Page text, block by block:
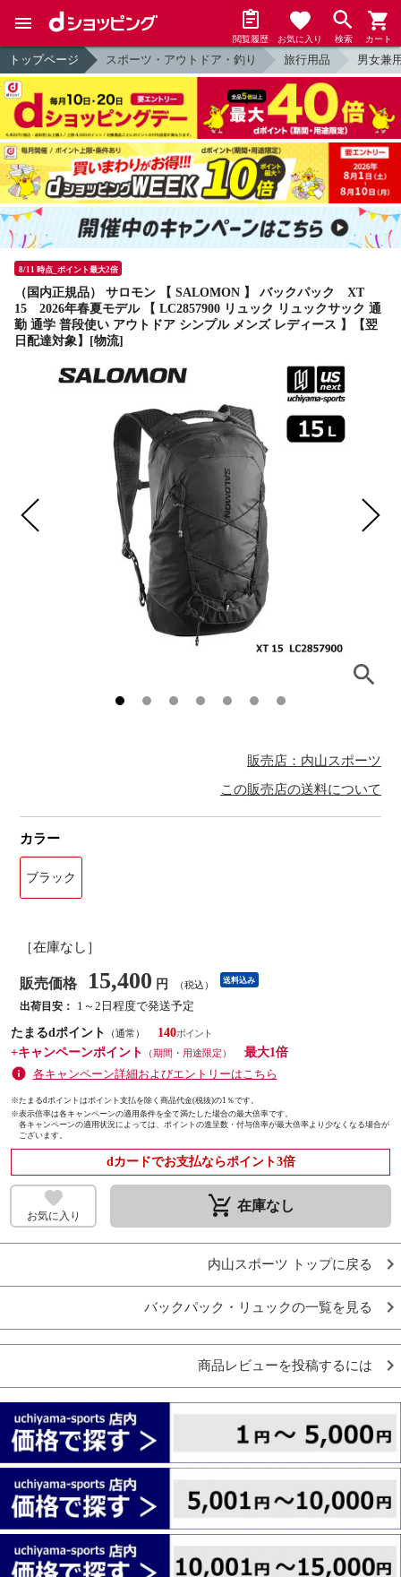
閲覧履歴 お気に入り 検索 カート
トップページ スポーツ・アウトドア・釣り 旅行用品 男女兼
8/11 時点_ポイント最大2倍
（国内正規品） サロモン 【 SALOMON 】 バックパック XT
15 2026年春夏モデル 【 LC2857900 リュック リュックサック 通
勤 通学 普段使い アウトドア シンプル メンズ レディース 】【翌
日配達対象】[物流]
販売店：内山スポーツ
この販売店の送料について
カラー
ブラック
［在庫なし］
販売価格 15,400 円 （税込） 送料込み
出荷目安：
1～2日程度で発送予定
たまるdポイント
（通常）
140
+キャンペーンポイント
（期間・用途限定）
最大1倍
各キャンペーン詳細およびエントリーはこちら
※たまるdポイントはポイント支払を除く商品代金(税抜)の1％です。
※表示倍率は各キャンペーンの適用条件を全て満たした場合の最大倍率です。
各キャンペーンの適用状況によっては、ポイントの進呈数・付与倍率が最大倍率より少なくなる場合が
ございます。
dカードでお支払ならポイント3倍
お気に入り remove_shopping_cart 在庫なし
内山スポーツ トップに戻る
バックパック・リュックの一覧を見る
商品レビューを投稿するには